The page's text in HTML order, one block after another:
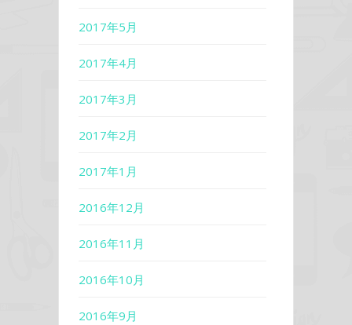
2017年5月
2017年4月
2017年3月
2017年2月
2017年1月
2016年12月
2016年11月
2016年10月
2016年9月